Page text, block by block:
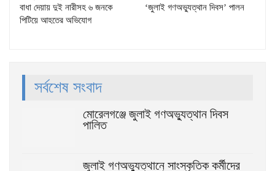
বাধা দেয়ায় দুই নারীসহ ৬ জনকে
পিটিয়ে আহতের অভিযোগ
‘জুলাই গণঅভ্যুত্থান দিবস’ পালন
সর্বশেষ সংবাদ
মোরেলগঞ্জে জুলাই গণঅভ্যুত্থান দিবস
পালিত
জুলাই গণঅভ্যুত্থানে সাংস্কৃতিক কর্মীদের